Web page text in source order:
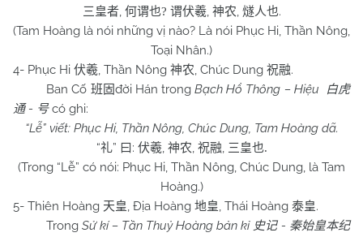
三皇者, 何谓也? 谓伏羲, 神农, 燧人也.
(Tam Hoàng là nói những vị nào? Là nói Phục Hi, Thần Nông,
Toại Nhân.)
4- Phục Hi 伏羲, Thần Nông 神农, Chúc Dung 祝融.
Ban Cố 班固đời Hán trongBạch Hổ Thông – Hiệu
白虎
通- 号 có ghi:
“Lễ” viết: Phục Hi, Thần Nông, Chúc Dung, Tam Hoàng dã.
“礼” 曰 : 伏羲, 神农, 祝融, 三皇也.
(Trong “Lễ” có nói: Phục Hi, Thần Nông, Chúc Dung, là Tam
Hoàng.)
5- Thiên Hoàng 天皇, Địa Hoàng 地皇, Thái Hoàng 泰皇.
Trong Sử kí – Tần Thuỷ Hoàng bản kỉ 史记- 秦始皇本纪